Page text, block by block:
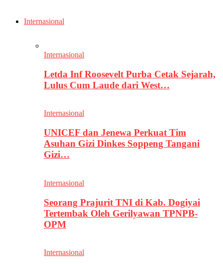
Internasional
Internasional
Letda Inf Roosevelt Purba Cetak Sejarah,
Lulus Cum Laude dari West…
Internasional
UNICEF dan Jenewa Perkuat Tim
Asuhan Gizi Dinkes Soppeng Tangani
Gizi…
Internasional
Seorang Prajurit TNI di Kab. Dogiyai
Tertembak Oleh Gerilyawan TPNPB-
OPM
Internasional